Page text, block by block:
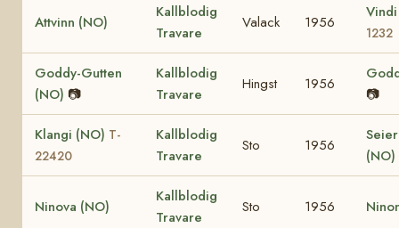
Attvinn (NO)
Kallblodig
Travare
Valack 1956
1232
Goddy-Gutten
(NO) 📷
Kallblodig
Travare
Hingst 1956
📷
Klangi (NO) T-
22420
Kallblodig
Travare
Sto 1956
(NO)
Ninova (NO)
Kallblodig
Travare
Sto 1956